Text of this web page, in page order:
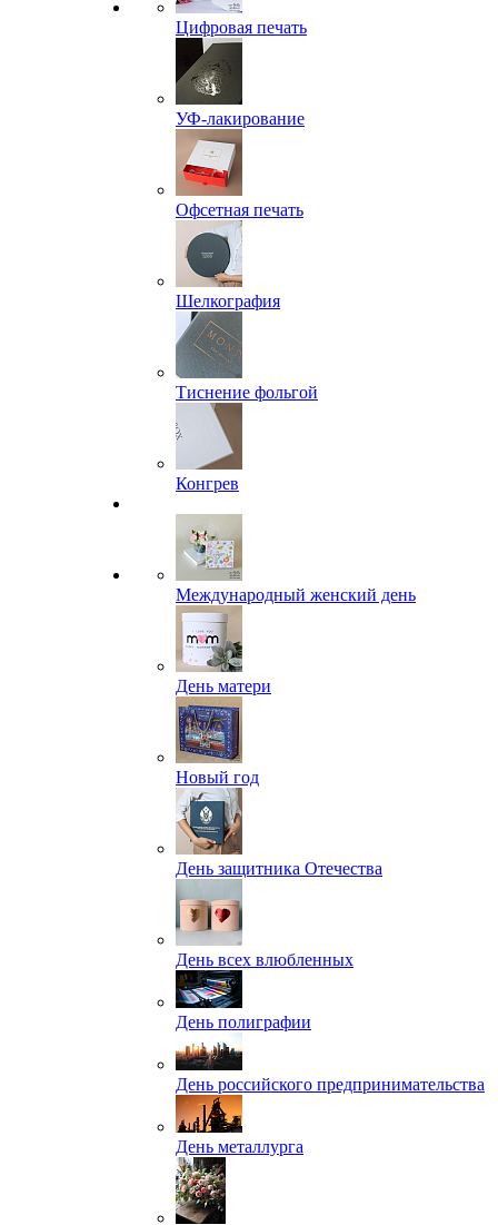
Цифровая печать
УФ-лакирование
Офсетная печать
Шелкография
Тиснение фольгой
Конгрев
Международный женский день
День матери
Новый год
День защитника Отечества
День всех влюбленных
День полиграфии
День российского предпринимательства
День металлурга